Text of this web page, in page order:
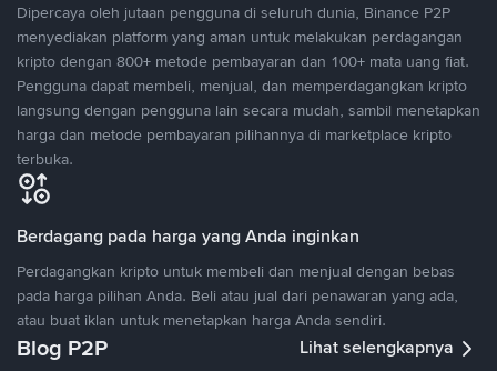
Dipercaya oleh jutaan pengguna di seluruh dunia, Binance P2P
menyediakan platform yang aman untuk melakukan perdagangan
kripto dengan 800+ metode pembayaran dan 100+ mata uang fiat.
Pengguna dapat membeli, menjual, dan memperdagangkan kripto
langsung dengan pengguna lain secara mudah, sambil menetapkan
harga dan metode pembayaran pilihannya di marketplace kripto
terbuka.
Berdagang pada harga yang Anda inginkan
Perdagangkan kripto untuk membeli dan menjual dengan bebas
pada harga pilihan Anda. Beli atau jual dari penawaran yang ada,
atau buat iklan untuk menetapkan harga Anda sendiri.
Blog P2P Lihat selengkapnya